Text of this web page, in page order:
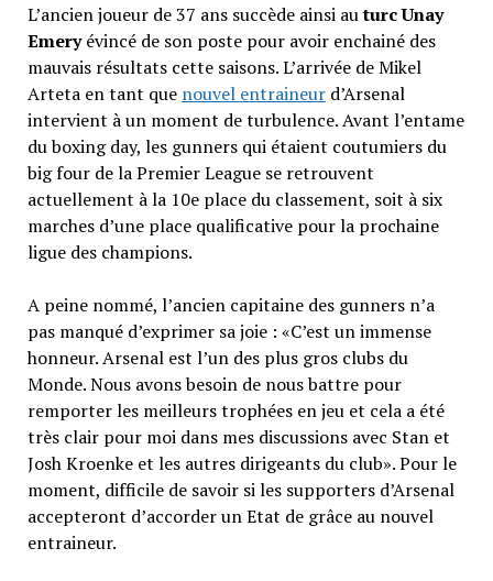
L’ancien joueur de 37 ans succède ainsi auturc Unay
Emeryévincé de son poste pour avoir enchainé des
mauvais résultats cette saisons. L’arrivée de Mikel
Arteta en tant que nouvel entraineurd’Arsenal
intervient à un moment de turbulence. Avant l’entame
du boxing day, les gunners qui étaient coutumiers du
big four de la Premier League se retrouvent
actuellement à la 10e place du classement, soit à six
marches d’une place qualificative pour la prochaine
ligue des champions.
A peine nommé, l’ancien capitaine des gunners n’a
pas manqué d’exprimer sa joie : «C’est un immense
honneur. Arsenal est l’un des plus gros clubs du
Monde. Nous avons besoin de nous battre pour
remporter les meilleurs trophées en jeu et cela a été
très clair pour moi dans mes discussions avec Stan et
Josh Kroenke et les autres dirigeants du club». Pour le
moment, difficile de savoir si les supporters d’Arsenal
accepteront d’accorder un Etat de grâce au nouvel
entraineur.